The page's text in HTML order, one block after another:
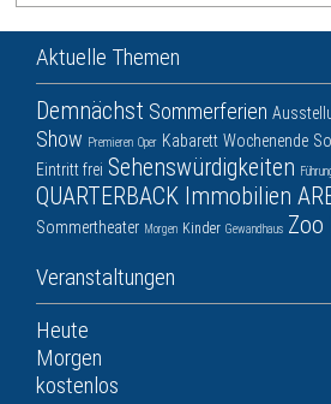
Aktuelle Themen
Demnächst Sommerferien
Show Premieren Oper Kabarett Wochenende
Eintritt frei Sehenswürdigkeiten
QUARTERBACK Immobilien
Sommertheater Morgen Kinder Gewandhaus Zoo
Veranstaltungen
Heute
Morgen
kostenlos